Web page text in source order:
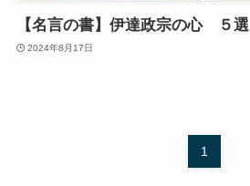
【名言の書】伊達政宗の心 ５選
2024年8月17日
1